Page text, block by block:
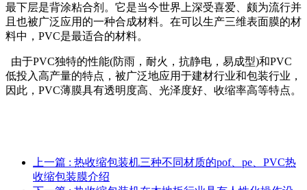
最下层是背涂粘合剂。它是当今世界上深受喜爱、颇为流行并
且也被广泛应用的一种合成材料。在可以生产三维表面膜的材
料中，PVC是最适合的材料。
由于PVC独特的性能(防雨，耐火，抗静电，易成型)和PVC
低投入高产量的特点，被广泛地应用于建材行业和包装行业，
因此，PVC薄膜具有透明度高、光泽度好、收缩率高等特点。
上一篇 : 热收缩包装机三种不同材质的pof、pe、PVC热
收缩包装膜介绍